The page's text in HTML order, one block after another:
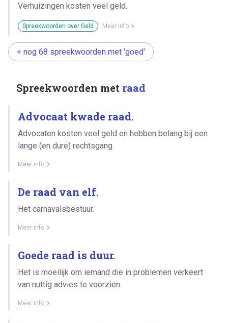
Verhuizingen kosten veel geld.
Spreekwoorden over Geld Meer info
+ nog 68 spreekwoorden met 'goed'
Spreekwoorden met raad
Advocaat kwade raad.
Advocaten kosten veel geld en hebben belang bij een
lange (en dure) rechtsgang.
Meer info
De raad van elf.
Het carnavalsbestuur.
Meer info
Goede raad is duur.
Het is moeilijk om iemand die in problemen verkeert
van nuttig advies te voorzien.
Meer info